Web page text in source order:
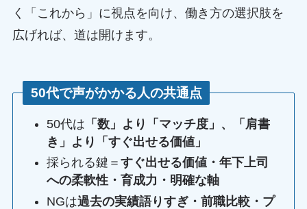
く「これから」に視点を向け、働き方の選択肢を
広げれば、道は開けます。
50代で声がかかる人の共通点
50代は 「数」より「マッチ度」、「肩書
き」より「すぐ出せる価値」
採られる鍵＝すぐ出せる価値・年下上司
への柔軟性・育成力・明確な軸
NGは過去の実績語りすぎ・前職比較・プ